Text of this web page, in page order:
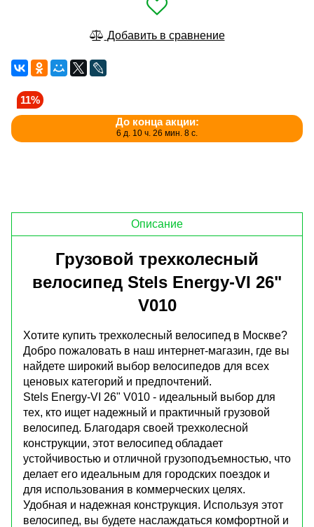
Добавить в сравнение
11%
До конца акции:
6 д. 10 ч. 26 мин. 6 с.
Описание
Грузовой трехколесный
велосипед Stels Energy-VI 26"
V010
Хотите купить трехколесный велосипед в Москве?
Добро пожаловать в наш интернет-магазин, где вы
найдете широкий выбор велосипедов для всех
ценовых категорий и предпочтений.
Stels Energy-VI 26" V010 - идеальный выбор для
тех, кто ищет надежный и практичный грузовой
велосипед. Благодаря своей трехколесной
конструкции, этот велосипед обладает
устойчивостью и отличной грузоподъемностью, что
делает его идеальным для городских поездок и
для использования в коммерческих целях.
Удобная и надежная конструкция. Используя этот
велосипед, вы будете наслаждаться комфортной и